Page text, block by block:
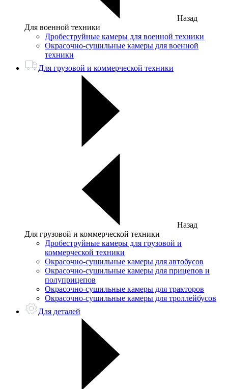
Назад
Для военной техники
Дробеструйные камеры для военной техники
Окрасочно-сушильные камеры для военной
техники
Для грузовой и коммерческой техники
Назад
Для грузовой и коммерческой техники
Дробеструйные камеры для грузовой и
коммерческой техники
Окрасочно-сушильные камеры для автобусов
Окрасочно-сушильные камеры для прицепов и
полуприцепов
Окрасочно-сушильные камеры для тракторов
Окрасочно-сушильные камеры для троллейбусов
Для деталей